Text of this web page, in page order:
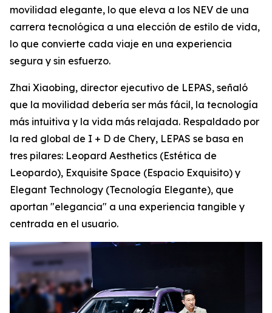
movilidad elegante, lo que eleva a los NEV de una
carrera tecnológica a una elección de estilo de vida,
lo que convierte cada viaje en una experiencia
segura y sin esfuerzo.
Zhai Xiaobing, director ejecutivo de LEPAS, señaló
que la movilidad debería ser más fácil, la tecnología
más intuitiva y la vida más relajada. Respaldado por
la red global de I + D de Chery, LEPAS se basa en
tres pilares: Leopard Aesthetics (Estética de
Leopardo), Exquisite Space (Espacio Exquisito) y
Elegant Technology (Tecnología Elegante), que
aportan "elegancia" a una experiencia tangible y
centrada en el usuario.